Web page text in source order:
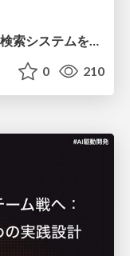
検索技術知識0のエンジニアが広告検索システムを内製化して運用するまで
0 210